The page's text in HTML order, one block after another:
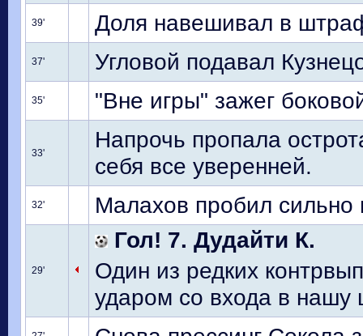
39' Доля навешивал в
37' Угловой подавал
35' "Вне игры" зажег
33'
Напрочь пропала
себя все уверенней.
32' Малахов пробил
29'
Гол! 7. Дудайти К.
Один из редких
ударом со входа в